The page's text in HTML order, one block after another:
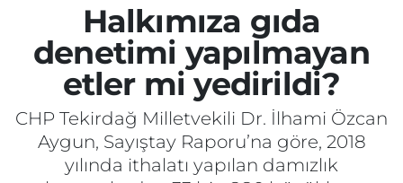
Halkımıza gıda
denetimi yapılmayan
etler mi yedirildi?
CHP Tekirdağ Milletvekili Dr. İlhami Özcan
Aygun, Sayıştay Raporu’na göre, 2018
yılında ithalatı yapılan damızlık
Kültür&Sanat
Manşet
SAĞLIK
Spor
Süper Lig Puan Durumu ve Fikstür
Tüm Manşetler
Son Dakika Haberleri
Haber Arşivi